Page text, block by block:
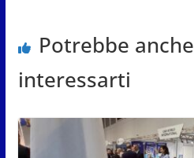
Potrebbe anche
interessarti